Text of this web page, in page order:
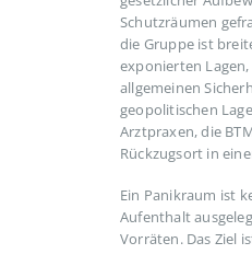
Schutzräumen
die Gruppe ist
exponierten
allgemeinen
geopolitischen
Arztpraxen, die
Rückzugsort in
Ein Panikraum ist
Aufenthalt
Vorräten. Das Ziel